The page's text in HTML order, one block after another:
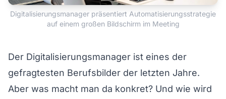
Digitalisierungsmanager präsentiert Automatisierungsstrategie
auf einem großen Bildschirm im Meeting
Der Digitalisierungsmanager ist eines der
gefragtesten Berufsbilder der letzten Jahre.
Aber was macht man da konkret? Und wie wird